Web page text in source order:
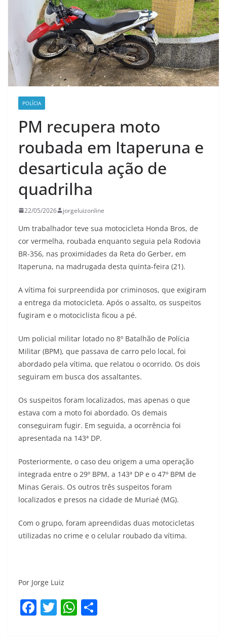
POLÍCIA
PM recupera moto
roubada em Itaperuna e
desarticula ação de
quadrilha
22/05/2026 jorgeluizonline
Um trabalhador teve sua motocicleta Honda Bros, de
cor vermelha, roubada enquanto seguia pela Rodovia
BR-356, nas proximidades da Reta do Gerber, em
Itaperuna, na madrugada desta quinta-feira (21).
A vítima foi surpreendida por criminosos, que exigiram
a entrega da motocicleta. Após o assalto, os suspeitos
fugiram e o motociclista ficou a pé.
Um policial militar lotado no 8º Batalhão de Polícia
Militar (BPM), que passava de carro pelo local, foi
abordado pela vítima, que relatou o ocorrido. Os dois
seguiram em busca dos assaltantes.
Os suspeitos foram localizados, mas apenas o que
estava com a moto foi abordado. Os demais
conseguiram fugir. Em seguida, a ocorrência foi
apresentada na 143ª DP.
Posteriormente, o caso deu origem a uma operação
integrada entre o 29º BPM, a 143ª DP e o 47º BPM de
Minas Gerais. Os outros três suspeitos foram
localizados e presos na cidade de Muriaé (MG).
Com o grupo, foram apreendidas duas motocicletas
utilizadas no crime e o celular roubado da vítima.
Por Jorge Luiz
F T W